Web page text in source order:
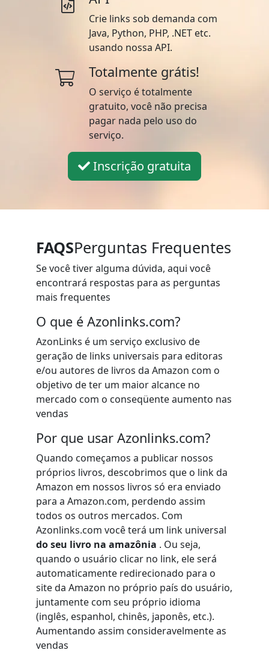
Crie links sob demanda com
Java, Python, PHP, .NET etc.
usando nossa API.
Totalmente grátis!
O serviço é totalmente
gratuito, você não precisa
pagar nada pelo uso do
serviço.
Inscrição gratuita
FAQSPerguntas Frequentes
Se você tiver alguma dúvida, aqui você
encontrará respostas para as perguntas
mais frequentes
O que é Azonlinks.com?
AzonLinks é um serviço exclusivo de
geração de links universais para editoras
e/ou autores de livros da Amazon com o
objetivo de ter um maior alcance no
mercado com o conseqüenteaumento nas
vendas
Por que usar Azonlinks.com?
Quando começamos a publicar nossos
próprios livros, descobrimos que o link da
Amazon em nossos livros só era enviado
para a Amazon.com, perdendo assim
todos os outros mercados. Com
Azonlinks.com você terá um link universal
do seu livro na amazônia . Ou seja,
quando o usuário clicar no link, ele será
automaticamente redirecionado para o
site da Amazon no próprio país do usuário,
juntamente com seu próprio idioma
(inglês, espanhol, chinês, japonês, etc.).
Aumentando assim consideravelmente as
vendas